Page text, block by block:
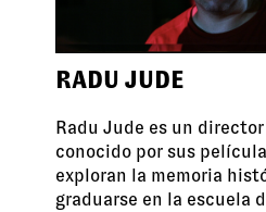
RADU JUDE
Radu Jude es un
conocido por sus
exploran la memoria
graduarse en la escuela